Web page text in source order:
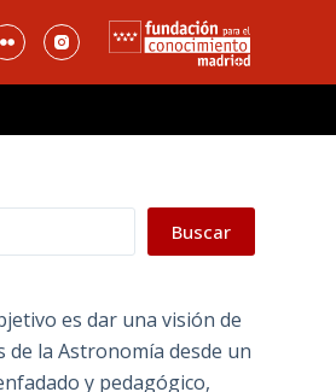
Buscar
es dar una visión de
de la Astronomía desde un
y pedagógico,